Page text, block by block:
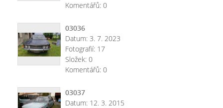
Komentářů: 0
03036
Datum: 3. 7. 2023
Fotografií: 17
Složek: 0
Komentářů: 0
03037
Datum: 12. 3. 2015